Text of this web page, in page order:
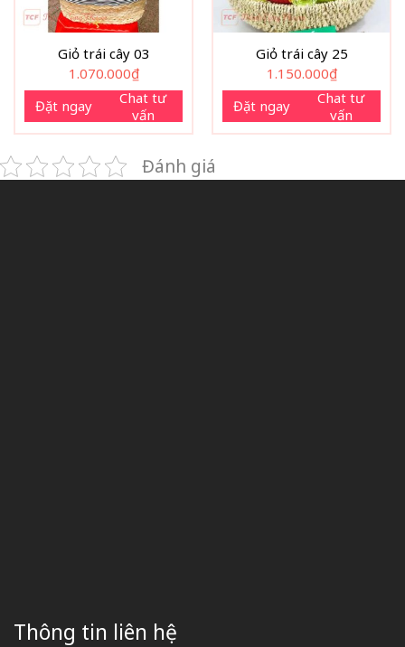
Giỏ trái cây 03
1.070.000₫
Đặt ngay
Chat tư
vấn
Giỏ trái cây 25
1.150.000₫
Đặt ngay
Chat tư
vấn
Đánh giá
Thông tin liên hệ